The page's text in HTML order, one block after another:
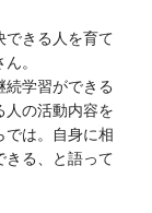
できる人を育て
。
続学習ができる
人の活動内容を
では。自身に相
きる、と語って